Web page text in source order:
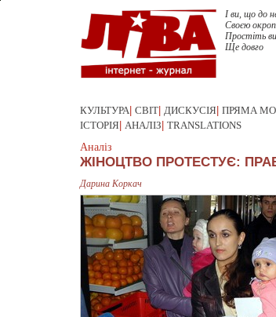
I ви, що до
Своєю
Простiть
КУЛЬТУРА СВІТ ДИСКУСІЯ ПРЯМА
ІСТОРІЯ АНАЛІЗ TRANSLATIONS
Аналіз
ЖІНОЦТВО ПРОТЕСТУЄ:
Дарина Коркач